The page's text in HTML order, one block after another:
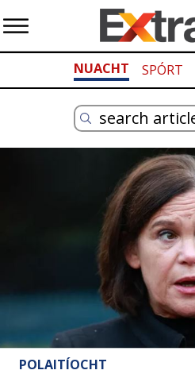
NUACHT SPÓRT
POLAITÍOCHT